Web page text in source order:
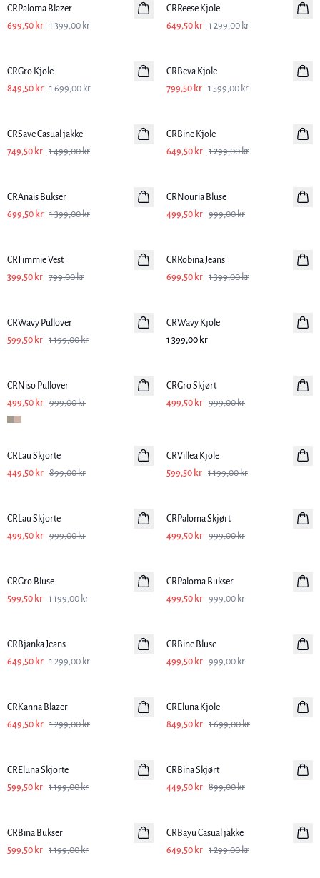
CRPaloma Blazer
699,50 kr 1 399,00 kr
CRReese Kjole
649,50 kr 1 299,00 kr
CRGro Kjole
849,50 kr 1 699,00 kr
CRBeva Kjole
799,50 kr 1 599,00 kr
CRSave Casual jakke
749,50 kr 1 499,00 kr
CRBine Kjole
649,50 kr 1 299,00 kr
CRAnais Bukser
699,50 kr 1 399,00 kr
CRNouria Bluse
499,50 kr 999,00 kr
CRTimmie Vest
399,50 kr 799,00 kr
CRRobina Jeans
699,50 kr 1 399,00 kr
CRWavy Pullover
599,50 kr 1 199,00 kr
CRWavy Kjole
1 399,00 kr
CRNiso Pullover
499,50 kr 999,00 kr
CRGro Skjørt
499,50 kr 999,00 kr
-50%
CRLau Skjorte
449,50 kr 899,00 kr
CRVillea Kjole
599,50 kr 1 199,00 kr
CRLau Skjorte
499,50 kr 999,00 kr
CRPaloma Skjørt
499,50 kr 999,00 kr
CRGro Bluse
599,50 kr 1 199,00 kr
CRPaloma Bukser
499,50 kr 999,00 kr
CRBjanka Jeans
649,50 kr 1 299,00 kr
CRBine Bluse
499,50 kr 999,00 kr
CRKanna Blazer
649,50 kr 1 299,00 kr
CREluna Kjole
849,50 kr 1 699,00 kr
CREluna Skjorte
599,50 kr 1 199,00 kr
CRBina Skjørt
449,50 kr 899,00 kr
CRBina Bukser
599,50 kr 1 199,00 kr
CRBayu Casual jakke
649,50 kr 1 299,00 kr